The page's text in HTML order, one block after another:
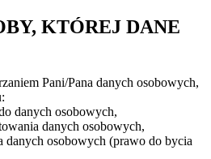
KTÓREJ DANE
Pani/Pana danych osobowych,
danych osobowych,
danych osobowych,
danych osobowych (prawo do bycia